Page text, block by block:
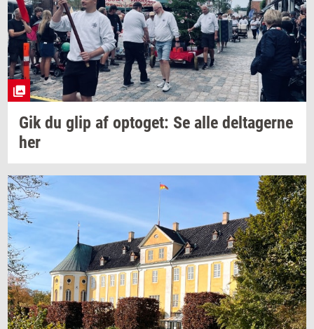
Gik du glip af op­to­get: Se alle del­ta­ger­ne
her